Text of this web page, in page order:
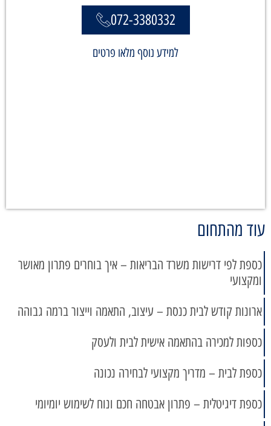
072-3380332
למידע נוסף מלאו פרטים
עוד מהתחום
כספת לפי דרישות משרד הבריאות – איך בוחרים פתרון מאושר
ומקצועי
ארונות קודש לבית כנסת – עיצוב, התאמה וייצור ברמה גבוהה
כספות למכירה בהתאמה אישית לבית ולעסק
כספת לבית – מדריך מקצועי לבחירה נכונה
כספת דיגיטלית – פתרון אבטחה חכם ונוח לשימוש יומיומי